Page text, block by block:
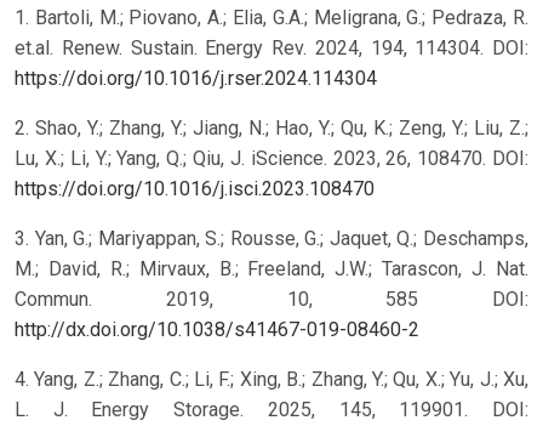
1. Bartoli, M.; Piovano, A.; Elia, G.A.; Meligrana, G.; Pedraza, R.
et.al. Renew. Sustain. Energy Rev. 2024, 194, 114304. DOI:
https://doi.org/10.1016/j.rser.2024.114304
2. Shao, Y.; Zhang, Y.; Jiang, N.; Hao, Y.; Qu, K.; Zeng, Y.; Liu, Z.;
Lu, X.; Li, Y.; Yang, Q.; Qiu, J. iScience. 2023, 26, 108470. DOI:
https://doi.org/10.1016/j.isci.2023.108470
3. Yan, G.; Mariyappan, S.; Rousse, G.; Jaquet, Q.; Deschamps,
M.; David, R.; Mirvaux, B.; Freeland, J.W.; Tarascon, J. Nat.
Commun. 2019, 10, 585 DOI:
http://dx.doi.org/10.1038/s41467-019-08460-2
4. Yang, Z.; Zhang, C.; Li, F.; Xing, B.; Zhang, Y.; Qu, X.; Yu, J.; Xu,
L. J. Energy Storage. 2025, 145, 119901. DOI: